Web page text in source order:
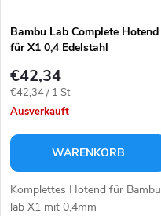
g
t
e
Bambu Lab Complete Hotend
für X1 0,4 Edelstahl
€42,34
Verkaufspreis:
€42,34 / 1 St
Ausverkauft
WARENKORB
Komplettes Hotend für Bambu
lab X1 mit 0,4mm